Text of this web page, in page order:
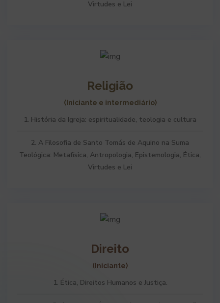
Virtudes e Lei
Religião
(Iniciante e intermediário)
1. História da Igreja: espiritualidade, teologia e cultura
2. A Filosofia de Santo Tomás de Aquino na Suma
Teológica: Metafísica, Antropologia, Epistemologia, Ética,
Virtudes e Lei
Direito
(Iniciante)
1. Ética, Direitos Humanos e Justiça.